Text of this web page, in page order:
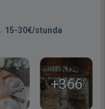
15-30€/stunda
+366